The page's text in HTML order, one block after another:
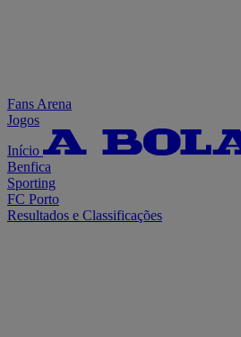
Fans Arena
Jogos
Início
Benfica
Sporting
FC Porto
Resultados e Classificações